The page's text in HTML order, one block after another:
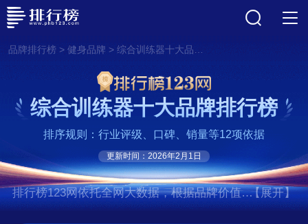
品牌排行榜> 健身品牌 > 综合训练器十大品牌排行榜
综合训练器十大品牌排行榜
排序规则：行业评级、口碑、销量等12项依据
更新时间：2026年2月1日
排行榜123网依托全网大数据，根据品牌价值、
口碑评价等多项指数评选出了综合训练器十大
【展开】